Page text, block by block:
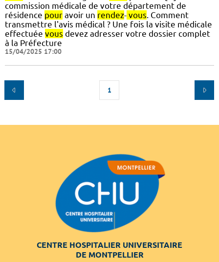
commission médicale de votre département de
résidence pour avoir un rendez- vous. Comment
transmettre l'avis médical ? Une fois la visite médicale
effectuée vous devez adresser votre dossier complet
à la Préfecture
15/04/2025 17:00
1
CENTRE HOSPITALIER UNIVERSITAIRE
DE MONTPELLIER